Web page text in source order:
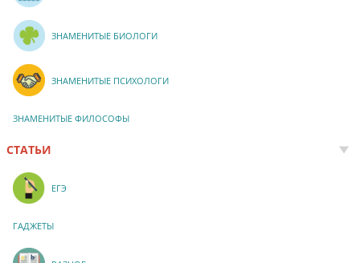
ЗНАМЕНИТЫЕ БИОЛОГИ
ЗНАМЕНИТЫЕ ПСИХОЛОГИ
ЗНАМЕНИТЫЕ ФИЛОСОФЫ
СТАТЬИ
ЕГЭ
ГАДЖЕТЫ